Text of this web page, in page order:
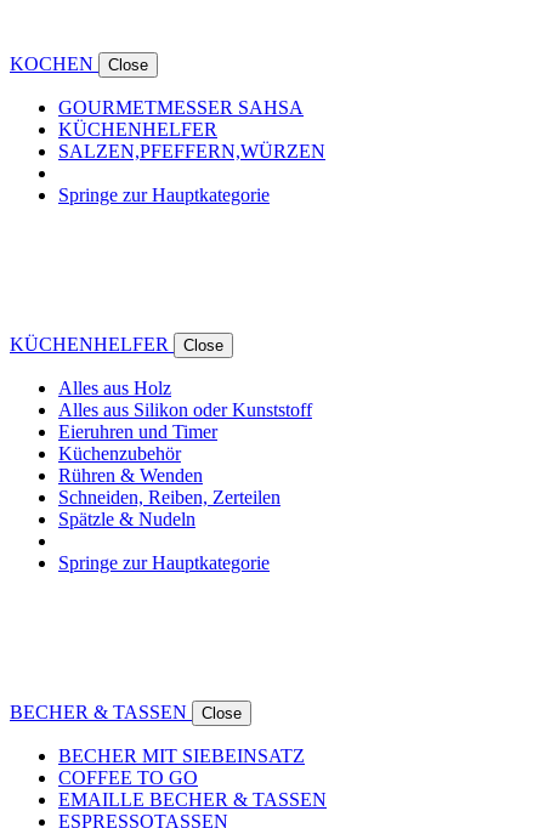
KOCHEN Close
GOURMETMESSER SAHSA
KÜCHENHELFER
SALZEN,PFEFFERN,WÜRZEN
Springe zur Hauptkategorie
KÜCHENHELFER Close
Alles aus Holz
Alles aus Silikon oder Kunststoff
Eieruhren und Timer
Küchenzubehör
Rühren & Wenden
Schneiden, Reiben, Zerteilen
Spätzle & Nudeln
Springe zur Hauptkategorie
BECHER & TASSEN Close
BECHER MIT SIEBEINSATZ
COFFEE TO GO
EMAILLE BECHER & TASSEN
ESPRESSOTASSEN